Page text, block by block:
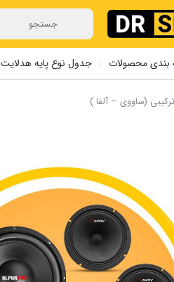
بندی محصولات جدول نوع پایه هدلایت
(ساووی – آلفا )